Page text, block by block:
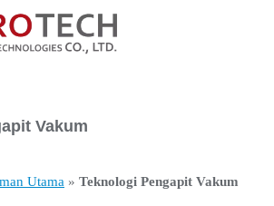
Vakum
Utama » Teknologi Pengapit Vakum